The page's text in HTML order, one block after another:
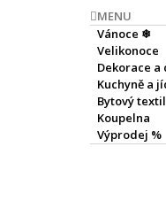
MENU
Vánoce ❄
Velikonoce
Dekorace a
Kuchyně a
Bytový textil
Koupelna
Výprodej %